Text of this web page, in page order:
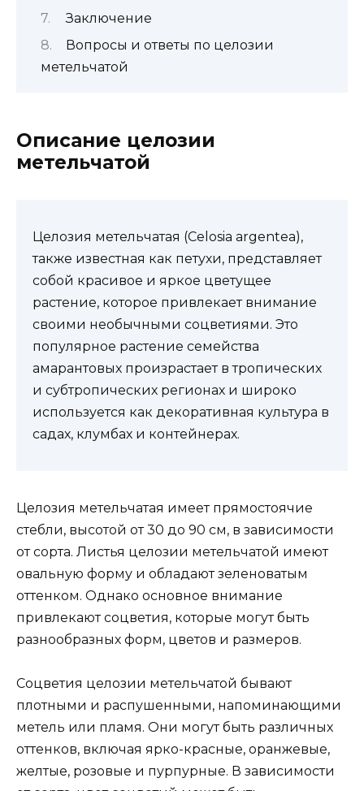
Заключение
Вопросы и ответы по целозии
метельчатой
Описание целозии
метельчатой
Целозия метельчатая (Celosia argentea),
также известная как петухи, представляет
собой красивое и яркое цветущее
растение, которое привлекает внимание
своими необычными соцветиями. Это
популярное растение семейства
амарантовых произрастает в тропических
и субтропических регионах и широко
используется как декоративная культура в
садах, клумбах и контейнерах.
Целозия метельчатая имеет прямостоячие
стебли, высотой от 30 до 90 см, в зависимости
от сорта. Листья целозии метельчатой имеют
овальную форму и обладают зеленоватым
оттенком. Однако основное внимание
привлекают соцветия, которые могут быть
разнообразных форм, цветов и размеров.
Соцветия целозии метельчатой бывают
плотными и распушенными, напоминающими
метель или пламя. Они могут быть различных
оттенков, включая ярко-красные, оранжевые,
желтые, розовые и пурпурные. В зависимости